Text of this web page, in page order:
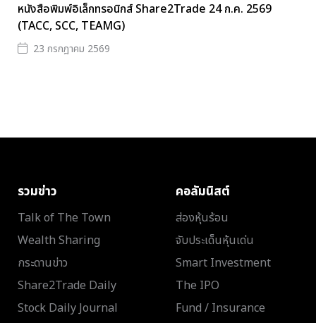
หนังสือพิมพ์อิเล็กทรอนิกส์ Share2Trade 24 ก.ค. 2569
(TACC, SCC, TEAMG)
23 กรกฎาคม 2569
รวมข่าว
Talk of The Town
Wealth Sharing
กระดานข่าว
Share2Trade Daily
Stock Daily Journal
คอลัมนิสต์
ส่องหุ้นร้อน
จับประเด็นหุ้นเด่น
Smart Investment
The IPO
Fund / Insurance